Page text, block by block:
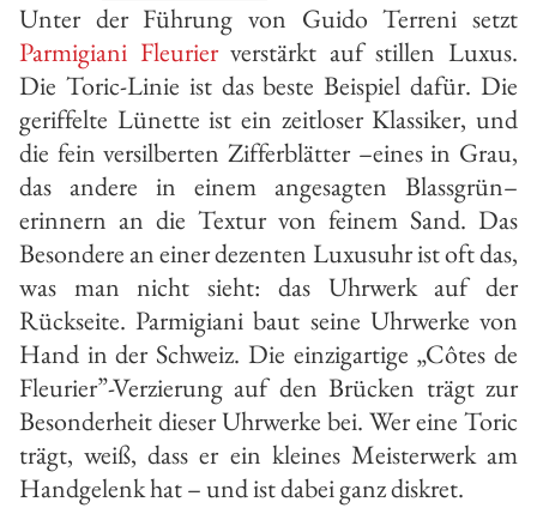
Unter der Führung von Guido Terreni setzt
Parmigiani Fleurierverstärkt auf stillen Luxus.
Die Toric-Linie ist das beste Beispiel dafür. Die
geriffelte Lünette ist ein zeitloser Klassiker, und
die fein versilberten Zifferblätter –eines in Grau,
das andere in einem angesagten Blassgrün–
erinnern an die Textur von feinem Sand. Das
Besondere an einer dezenten Luxusuhr ist oft das,
was man nicht sieht: das Uhrwerk auf der
Rückseite. Parmigiani baut seine Uhrwerke von
Hand in der Schweiz. Die einzigartige „Côtes de
Fleurier”-Verzierung auf den Brücken trägt zur
Besonderheit dieser Uhrwerke bei. Wer eine Toric
trägt, weiß, dass er ein kleines Meisterwerk am
Handgelenk hat – und ist dabei ganz diskret.